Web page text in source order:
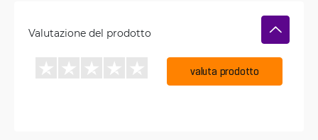
Valutazione del prodotto
valuta prodotto